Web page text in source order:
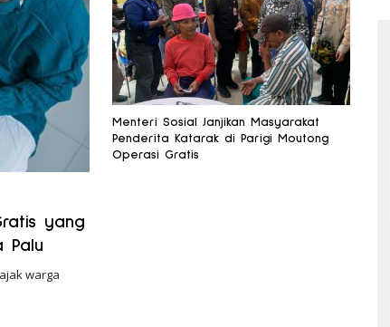
yang
Palu
warga
Menteri Sosial Janjikan Masyarakat
Penderita Katarak di Parigi Moutong
Operasi Gratis